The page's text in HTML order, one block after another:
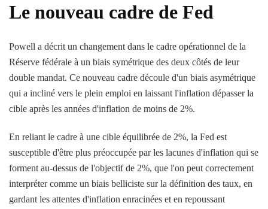
Le nouveau cadre de Fed
Powell a décrit un changement dans le cadre opérationnel de la
Réserve fédérale à un biais symétrique des deux côtés de leur
double mandat. Ce nouveau cadre découle d'un biais asymétrique
qui a incliné vers le plein emploi en laissant l'inflation dépasser la
cible après les années d'inflation de moins de 2%.
En reliant le cadre à une cible équilibrée de 2%, la Fed est
susceptible d'être plus préoccupée par les lacunes d'inflation qui se
forment au-dessus de l'objectif de 2%, que l'on peut correctement
interpréter comme un biais belliciste sur la définition des taux, en
gardant les attentes d'inflation enracinées et en repoussant